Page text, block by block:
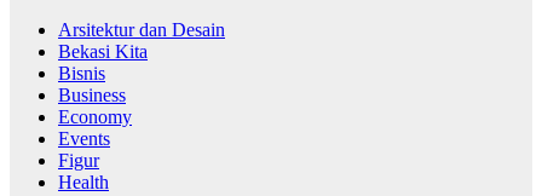
Arsitektur dan Desain
Bekasi Kita
Bisnis
Business
Economy
Events
Figur
Health